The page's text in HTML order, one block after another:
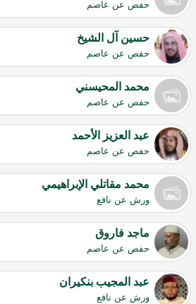
حفص عن عاصم
حسين آل الشيخ
حفص عن عاصم
محمد المحيسني
حفص عن عاصم
عبد العزيز الأحمد
حفص عن عاصم
محمد مقاتلي الإبراهيمي
ورش عن نافع
ماجد فاروق
حفص عن عاصم
عبد المجيب بنكيران
ورش عن نافع